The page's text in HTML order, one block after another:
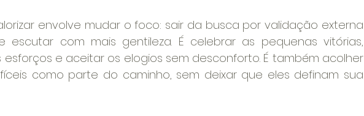
envolve mudar o foco: sair da busca por validação externa
com mais gentileza. É celebrar as pequenas vitórias,
e aceitar os elogios sem desconforto. É também acolher
como parte do caminho, sem deixar que eles definam sua